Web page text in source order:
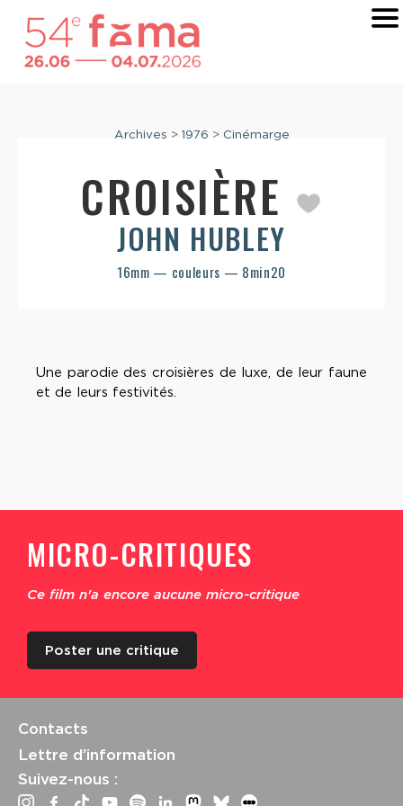
Archives > 1976 > Cinémarge
CROISIÈRE
JOHN HUBLEY
16mm — couleurs — 8min20
Une parodie des croisières de luxe, de leur faune
et de leurs festivités.
MICRO-CRITIQUES
Ce film n'a encore aucune micro-critique
Poster une critique
Contacts
Lettre d’information
Suivez-nous :